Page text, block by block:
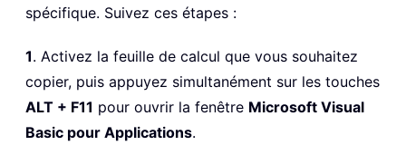
spécifique. Suivez ces étapes :
1. Activez la feuille de calcul que vous souhaitez
copier, puis appuyez simultanément sur les touches
ALT + F11 pour ouvrir la fenêtre Microsoft Visual
Basic pour Applications.